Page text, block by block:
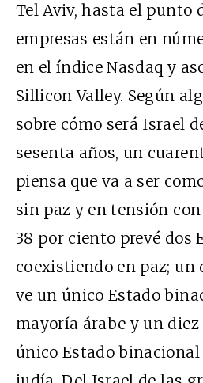
Tel Aviv, hasta el punto
empresas están en
en el índice Nasdaq y
Sillicon Valley. Según
sobre cómo será Israel
sesenta años, un
piensa que va a ser
sin paz y en tensión
38 por ciento prevé dos
coexistiendo en paz; un
ve un único Estado
mayoría árabe y un
único Estado